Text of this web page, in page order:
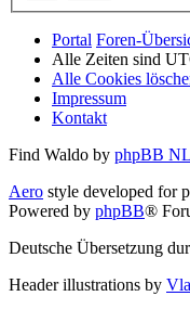
Portal Foren-
Alle Zeiten sind
Alle Cookies
Impressum
Kontakt
Find Waldo by phpBB
Aero style developed for
Powered by phpBB®
Deutsche Übersetzung
Header illustrations by